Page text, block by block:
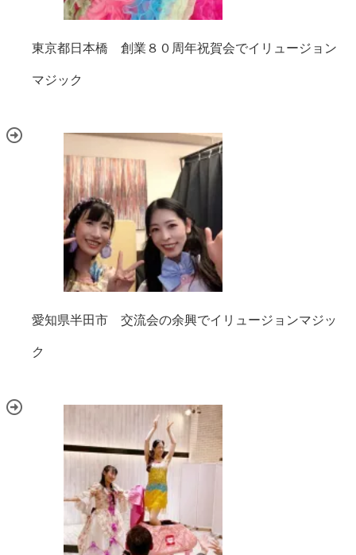
東京都日本橋 創業８０周年祝賀会でイリュージョン
マジック
愛知県半田市 交流会の余興でイリュージョンマジッ
ク